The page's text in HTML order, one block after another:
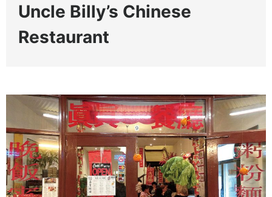
Uncle Billy’s Chinese
Restaurant